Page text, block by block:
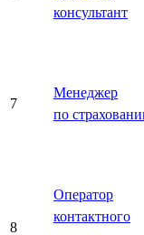
консультант
7
Менеджер
по
8
Оператор
контактного